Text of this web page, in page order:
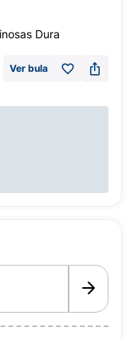
Dura
Ver bula